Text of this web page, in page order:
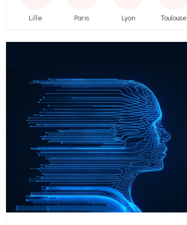
IA
UX &
DESIGN
THINKING
Lille Paris Lyon Toulouse